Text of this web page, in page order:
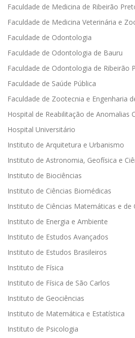
Faculdade de Medicina de Ribeirão
Faculdade de Medicina Veterinária e
Faculdade de Odontologia
Faculdade de Odontologia de Bauru
Faculdade de Odontologia de Ribeirão
Faculdade de Saúde Pública
Faculdade de Zootecnia e Engenharia
Hospital de Reabilitação de Anomalias
Hospital Universitário
Instituto de Arquitetura e Urbanismo
Instituto de Astronomia, Geofísica e
Instituto de Biociências
Instituto de Ciências Biomédicas
Instituto de Ciências Matemáticas e de
Instituto de Energia e Ambiente
Instituto de Estudos Avançados
Instituto de Estudos Brasileiros
Instituto de Física
Instituto de Física de São Carlos
Instituto de Geociências
Instituto de Matemática e Estatística
Instituto de Psicologia